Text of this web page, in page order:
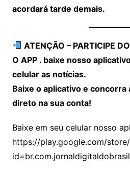
acordará tarde demais.
ATENÇÃO – PARTICIPE
O APP . baixe nosso
celular as notícias.
Baixe o aplicativo e concorra
direto na sua conta!
Baixe em seu celular nosso
https://play.google.com/
id=br.com.jornaldigitaldobrasil